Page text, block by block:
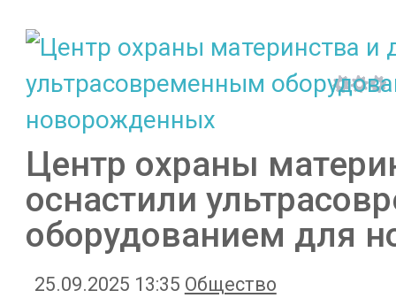
Центр охраны
оснастили
оборудованием для
25.09.2025 13:35 Общество